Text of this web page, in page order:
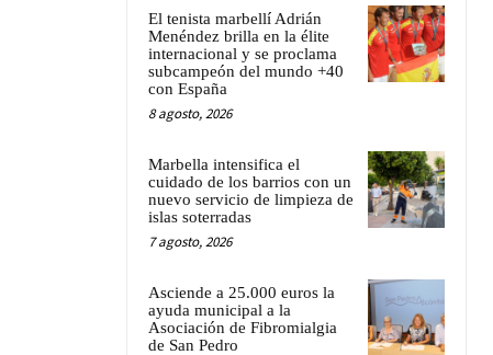
El tenista marbellí Adrián
Menéndez brilla en la élite
internacional y se proclama
subcampeón del mundo +40
con España
8 agosto, 2026
Marbella intensifica el
cuidado de los barrios con un
nuevo servicio de limpieza de
islas soterradas
7 agosto, 2026
Asciende a 25.000 euros la
ayuda municipal a la
Asociación de Fibromialgia
de San Pedro